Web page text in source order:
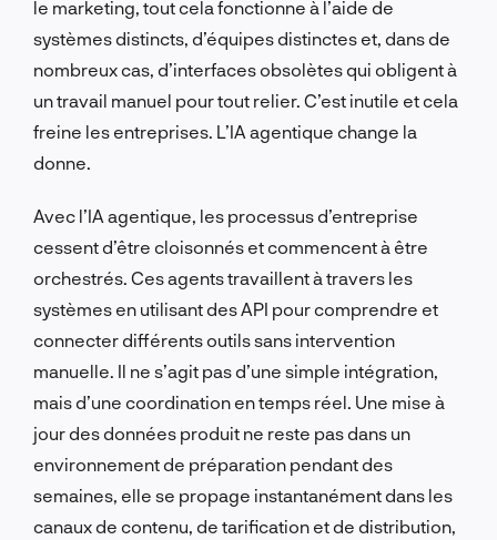
le marketing, tout cela fonctionne à l’aide de
systèmes distincts, d’équipes distinctes et, dans de
nombreux cas, d’interfaces obsolètes qui obligent à
un travail manuel pour tout relier. C’est inutile et cela
freine les entreprises. L’IA agentique change la
donne.
Avec l’IA agentique, les processus d’entreprise
cessent d’être cloisonnés et commencent à être
orchestrés. Ces agents travaillent à travers les
systèmes en utilisant des API pour comprendre et
connecter différents outils sans intervention
manuelle. Il ne s’agit pas d’une simple intégration,
mais d’une coordination en temps réel. Une mise à
jour des données produit ne reste pas dans un
environnement de préparation pendant des
semaines, elle se propage instantanément dans les
canaux de contenu, de tarification et de distribution,